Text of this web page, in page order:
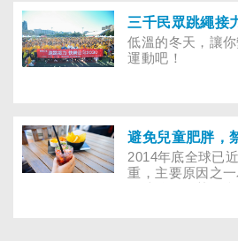
三千民眾跳繩接
低溫的冬天，讓
運動吧！
避免兒童肥胖，
2014年底全球已
重，主要原因之
胖。WHO呼籲